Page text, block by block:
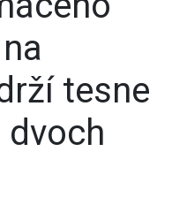
tesne
dvoch